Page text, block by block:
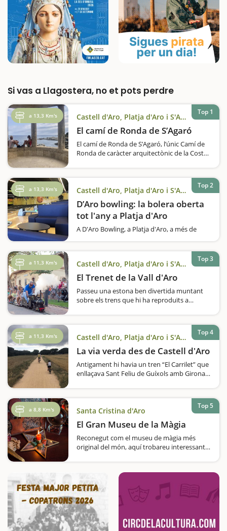
Si vas a Llagostera, no et pots perdre
a 13,3 Km's Castell d'Aro, Platja d'Aro i S'Agaró
El camí de Ronda de S’Agaró
El camí de Ronda de S’Agaró, l’únic Camí de
Ronda de caràcter arquitectònic de la Costa
Top 1
a 13,3 Km's Castell d'Aro, Platja d'Aro i S'Agaró
D’Aro bowling: la bolera oberta
tot l'any a Platja d'Aro
A D'Aro Bowling, a Platja d'Aro, a més de
nens i poden adaptar la pista. S'hi poden
celebrar aniversaris i esdeveniments
empresarials.Al Centre Comercial…
Top 2
a 11,3 Km's Castell d'Aro, Platja d'Aro i S'Agaró
El Trenet de la Vall d'Aro
Passeu una estona ben divertida muntant
sobre els trens que hi ha reproduïts a
un trenet a escala que reprodueix les
antigues màquines…
Top 3
a 11,3 Km's Castell d'Aro, Platja d'Aro i S'Agaró
La via verda des de Castell d'Aro
Antigament hi havia un tren “El Carrilet” que
enllaçava Sant Feliu de Guíxols amb Girona,
peu, un camí fàcil adequat…
Top 4
a 8,8 Km's Santa Cristina d'Aro
El Gran Museu de la Màgia
Reconegut com el museu de màgia més
original del món, aquí trobareu interessants i
trucs més increïbles?…
Top 5